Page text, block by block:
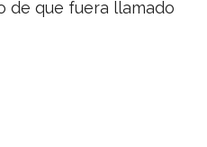
de que fuera llamado